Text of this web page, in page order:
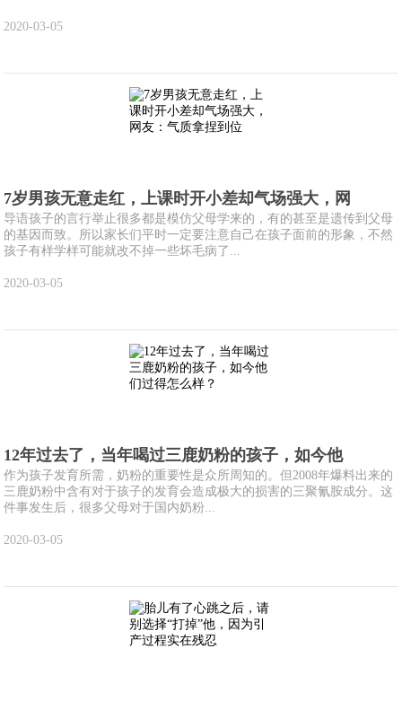
2020-03-05
7岁男孩无意走红，上课时开小差却气场强大，网
导语孩子的言行举止很多都是模仿父母学来的，有的甚至是遗传到父母
的基因而致。所以家长们平时一定要注意自己在孩子面前的形象，不然
孩子有样学样可能就改不掉一些坏毛病了...
2020-03-05
12年过去了，当年喝过三鹿奶粉的孩子，如今他
作为孩子发育所需，奶粉的重要性是众所周知的。但2008年爆料出来的
三鹿奶粉中含有对于孩子的发育会造成极大的损害的三聚氰胺成分。这
件事发生后，很多父母对于国内奶粉...
2020-03-05